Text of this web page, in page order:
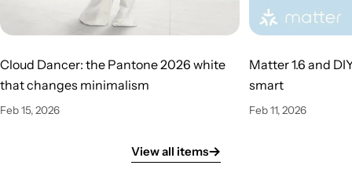
Cloud Dancer: the Pantone 2026 white
that changes minimalism
Feb 15, 2026
Matter 1.6 and
smart
Feb 11, 2026
View all items